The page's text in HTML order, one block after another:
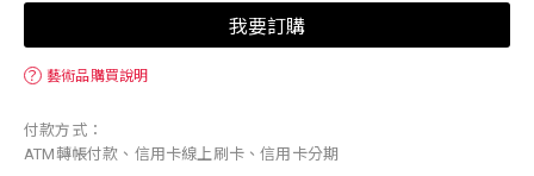
我要訂購
？ 藝術品購買說明
付款方式：
ATM轉帳付款、信用卡線上刷卡、信用卡分期